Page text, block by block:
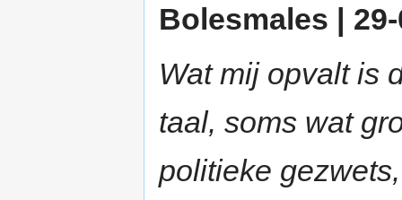
Bolesmales |
Wat mij opvalt is
taal, soms wat
politieke